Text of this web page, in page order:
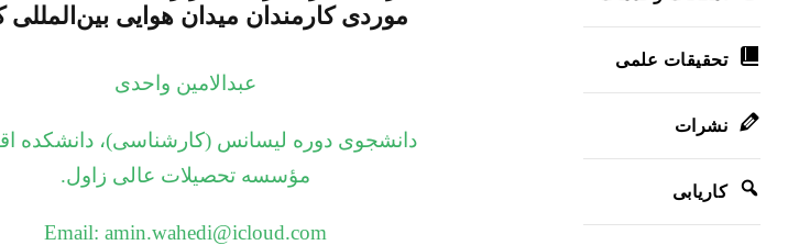
تحقیقات علمی
نشرات
کاریابی
موردی کارمندان میدان هوایی بین‌المللی
عبدالامین واحدی
دانشجوی دوره لیسانس (کارشناسی)، دانشکده
مؤسسه تحصیلات عالی زاول.
Email: amin.wahedi@icloud.com